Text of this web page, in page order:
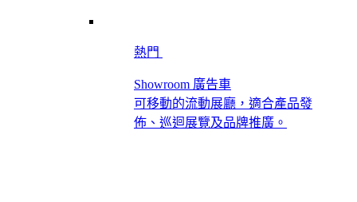
熱門
Showroom 廣告車
可移動的流動展廳，適合產品發
佈、巡迴展覽及品牌推廣。